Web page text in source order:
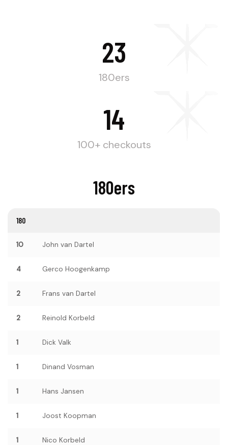
23
180ers
14
100+ checkouts
180ers
180
10 John van Dartel
4 Gerco Hoogenkamp
2 Frans van Dartel
2 Reinold Korbeld
1 Dick Valk
1 Dinand Vosman
1 Hans Jansen
1 Joost Koopman
1 Nico Korbeld